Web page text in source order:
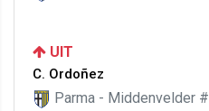
UIT
C. Ordoñez
Parma - Middenvelder #